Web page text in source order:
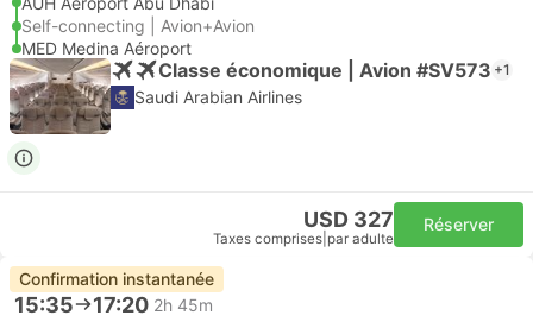
Self-connecting | Avion+Avion
MED Medina Aéroport
Classe économique | Avion #SV573 +1
Saudi Arabian Airlines
USD 327
Taxes comprises par adulte
Réserver
Confirmation instantanée
15:35 17:20 2h 45m